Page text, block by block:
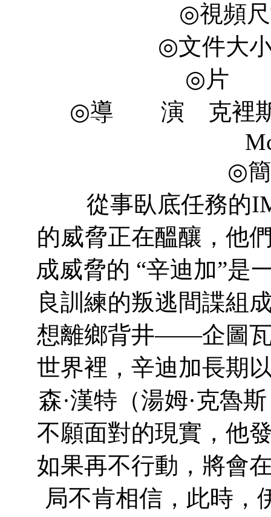
◎視頻
◎文件大
◎片
◎導 演 克裡斯托
◎
從事臥底任務的
的威脅正在醞釀，他
成威脅的 “辛迪加”是
良訓練的叛逃間諜組
想離鄉背井——企圖
世界裡，辛迪加長期
森·漢特（湯姆·克魯
不願面對的現實，他
如果再不行動，將會
局不肯相信，此時，